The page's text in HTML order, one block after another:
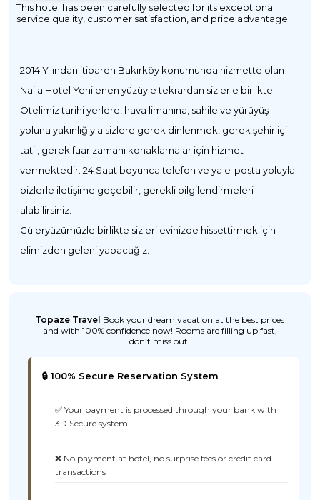
This hotel has been carefully selected for its exceptional
service quality, customer satisfaction, and price advantage.
2014 Yılından itibaren Bakırköy konumunda hizmette olan
Naila Hotel Yenilenen yüzüyle tekrardan sizlerle birlikte.
Otelimiz tarihi yerlere, hava limanına, sahile ve yürüyüş
yoluna yakınlığıyla sizlere gerek dinlenmek, gerek şehir içi
tatil, gerek fuar zamanı konaklamalar için hizmet
vermektedir. 24 Saat boyunca telefon ve ya e-posta yoluyla
bizlerle iletişime geçebilir, gerekli bilgilendirmeleri
alabilirsiniz.
Güleryüzümüzle birlikte sizleri evinizde hissettirmek için
elimizden geleni yapacağız.
Topaze Travel Book your dream vacation at the best prices
and with 100% confidence now! Rooms are filling up fast,
don’t miss out!
🔒 100% Secure Reservation System
✅ Your payment is processed through your bank with
3D Secure system
❌ No payment at hotel, no surprise fees or credit card
transactions